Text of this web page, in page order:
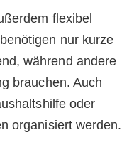
flexibel
nur kurze
während andere
brauchen. Auch
oder
organisiert werden.